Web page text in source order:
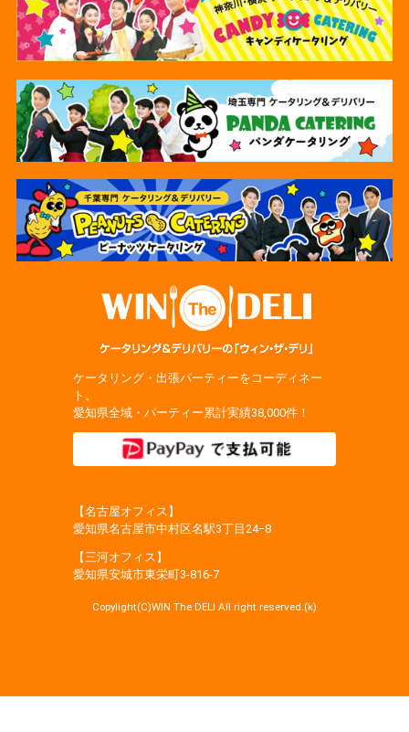
ケータリング・出張パーティーをコーディネー
ト。
愛知県全域・パーティー累計実績38,000件！
【名古屋オフィス】
愛知県名古屋市中村区名駅3丁目24−8
【三河オフィス】
愛知県安城市東栄町3‐816‐7
Copylight(C)WIN The DELI All right reserved.(k)